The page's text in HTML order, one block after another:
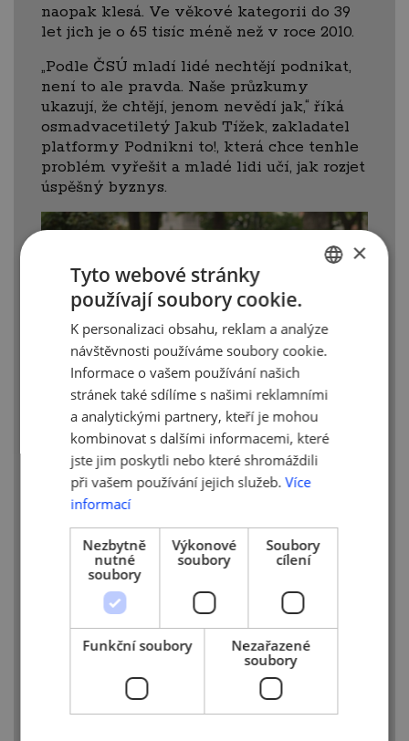
naopak klesá. Ve věkové kategorii do 39
let jich je o 65 tisíc méně než v roce 2010.
„Podle ČSÚ mladí lidé nechtějí podnikat,
není to ale pravda. Naše průzkumy
ukazují, že chtějí, jenom nevědí jak,“ říká
osmadvacetiletý Jakub Tížek, zakladatel
platformy Podnikni to!, která chce tenhle
problém vyřešit a mladé lidi učí, jak rozjet
úspěšný byznys.
Jakub Tížek a jeho obchodní partner Maxim
Dužek
O čem mluví, ví moc dobře. Sám měl
před lety skvělý nápad, podle jeho slov
na „něco jako Heureku na služby“. Půjčil si
statisíce korun od svého otce, které však
nenávratně zmizely spolu se skoro dvěma
promarněnými roky života.
Víc než rozvoji vlastního projektu se totiž
věnoval podepisování dohod
o mlčenlivosti prakticky s každým, koho
potkal, aby mu jeho ideu nikdo neukradl.
ENGLISH
×
Tyto webové stránky
používají soubory cookie.
K personalizaci obsahu, reklam a analýze
návštěvnosti používáme soubory cookie.
Informace o vašem používání našich
stránek také sdílíme s našimi reklamními
a analytickými partnery, kteří je mohou
kombinovat s dalšími informacemi, které
jste jim poskytli nebo které shromáždili
při vašem používání jejich služeb. Více
informací
Nezbytně
nutné
soubory
Výkonové
soubory
Soubory
cílení
Funkční soubory
Nezařazené
soubory